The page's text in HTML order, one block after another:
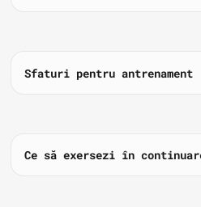
Sfaturi pentru antrenament
Ce să exersezi în